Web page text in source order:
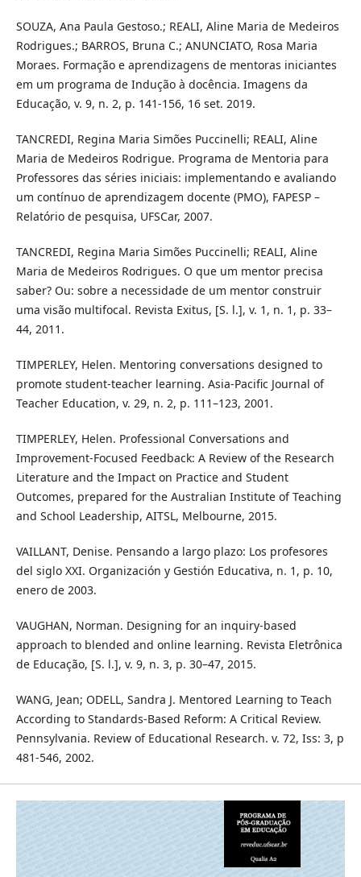
SOUZA, Ana Paula Gestoso.; REALI, Aline Maria de Medeiros
Rodrigues.; BARROS, Bruna C.; ANUNCIATO, Rosa Maria
Moraes. Formação e aprendizagens de mentoras iniciantes
em um programa de Indução à docência. Imagens da
Educação, v. 9, n. 2, p. 141-156, 16 set. 2019.
TANCREDI, Regina Maria Simões Puccinelli; REALI, Aline
Maria de Medeiros Rodrigue. Programa de Mentoria para
Professores das séries iniciais: implementando e avaliando
um contínuo de aprendizagem docente (PMO), FAPESP –
Relatório de pesquisa, UFSCar, 2007.
TANCREDI, Regina Maria Simões Puccinelli; REALI, Aline
Maria de Medeiros Rodrigues. O que um mentor precisa
saber? Ou: sobre a necessidade de um mentor construir
uma visão multifocal. Revista Exitus, [S. l.], v. 1, n. 1, p. 33–
44, 2011.
TIMPERLEY, Helen. Mentoring conversations designed to
promote student-teacher learning. Asia-Pacific Journal of
Teacher Education, v. 29, n. 2, p. 111–123, 2001.
TIMPERLEY, Helen. Professional Conversations and
Improvement-Focused Feedback: A Review of the Research
Literature and the Impact on Practice and Student
Outcomes, prepared for the Australian Institute of Teaching
and School Leadership, AITSL, Melbourne, 2015.
VAILLANT, Denise. Pensando a largo plazo: Los profesores
del siglo XXI. Organización y Gestión Educativa, n. 1, p. 10,
enero de 2003.
VAUGHAN, Norman. Designing for an inquiry-based
approach to blended and online learning. Revista Eletrônica
de Educação, [S. l.], v. 9, n. 3, p. 30–47, 2015.
WANG, Jean; ODELL, Sandra J. Mentored Learning to Teach
According to Standards-Based Reform: A Critical Review.
Pennsylvania. Review of Educational Research. v. 72, Iss: 3, p
481-546, 2002.